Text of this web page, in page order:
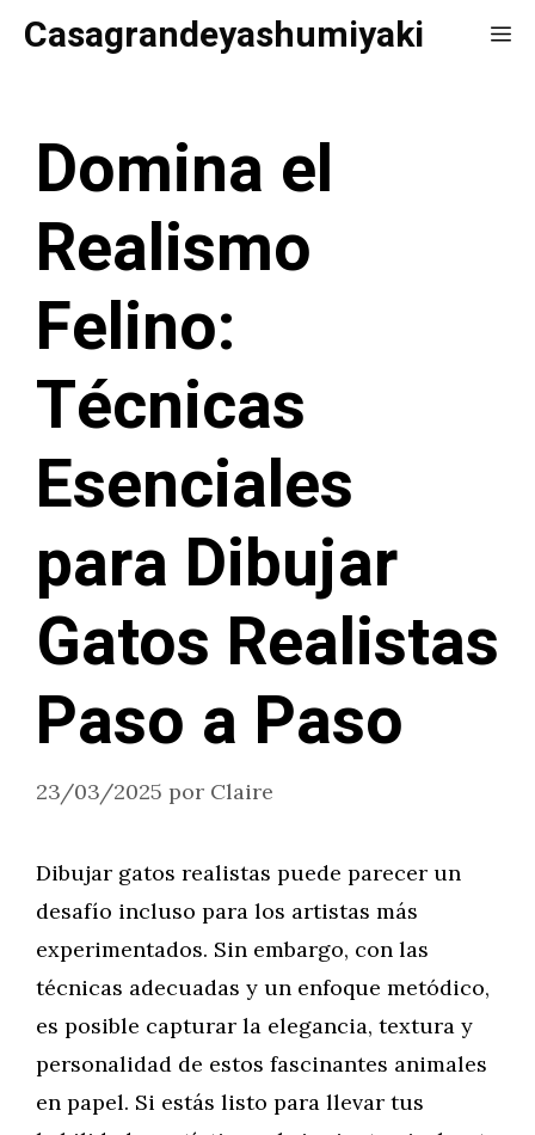
SaltarCasagrandeyashumiyaki
Domina el
Realismo
Felino:
Técnicas
Esenciales
para Dibujar
Gatos Realistas
Paso a Paso
23/03/2025 por Claire
Dibujar gatos realistas puede parecer un
desafío incluso para los artistas más
experimentados. Sin embargo, con las
técnicas adecuadas y un enfoque metódico,
es posible capturar la elegancia, textura y
personalidad de estos fascinantes animales
en papel. Si estás listo para llevar tus